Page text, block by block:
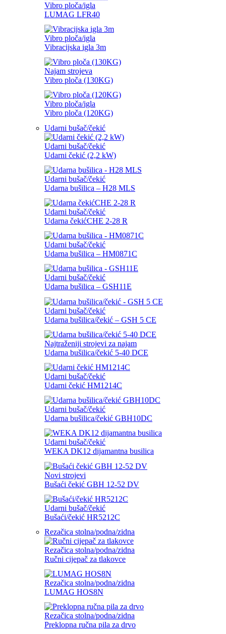
Vibro ploča/igla
LUMAG LFR40
Vibro ploča/igla
Vibracijska igla 3m
Najam strojeva
Vibro ploča (130KG)
Vibro ploča/igla
Vibro ploča (120KG)
Udarni bušač/čekić
Udarni bušač/čekić
Udarni čekić (2,2 kW)
Udarni bušač/čekić
Udarna bušilica – H28 MLS
Udarni bušač/čekić
Udarna čekićCHE 2-28 R
Udarni bušač/čekić
Udarna bušilica – HM0871C
Udarni bušač/čekić
Udarna bušilica – GSH11E
Udarni bušač/čekić
Udarna bušilica/čekić – GSH 5 CE
Najtraženiji strojevi za najam
Udarna bušilica/čekić 5-40 DCE
Udarni bušač/čekić
Udarni čekić HM1214C
Udarni bušač/čekić
Udarna bušilica/čekić GBH10DC
Udarni bušač/čekić
WEKA DK12 dijamantna busilica
Novi strojevi
Bušaći čekić GBH 12-52 DV
Udarni bušač/čekić
Bušaći/čekić HR5212C
Rezačica stolna/podna/zidna
Rezačica stolna/podna/zidna
Ručni cijepač za tlakovce
Rezačica stolna/podna/zidna
LUMAG HOS8N
Rezačica stolna/podna/zidna
Preklopna ručna pila za drvo